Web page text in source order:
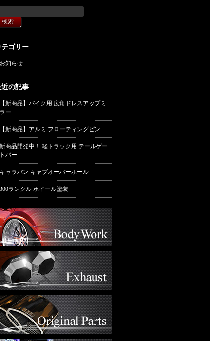
テゴリー
お知らせ
近の記事
【新商品】バイク用 広角ドレスアップミ
ラー
【新商品】アルミ フローティングピン
新商品開発中！ 軽トラック用 テールゲー
トバー
キャラバン キャブオーバーホール
300ランクル ホイール塗装